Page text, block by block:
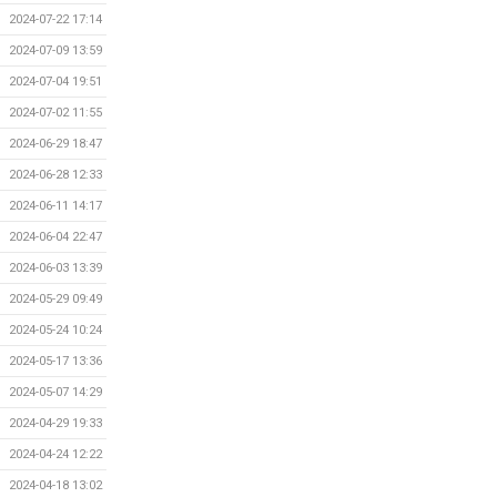
2024-07-22 17:14
2024-07-09 13:59
2024-07-04 19:51
2024-07-02 11:55
2024-06-29 18:47
2024-06-28 12:33
2024-06-11 14:17
2024-06-04 22:47
2024-06-03 13:39
2024-05-29 09:49
2024-05-24 10:24
2024-05-17 13:36
2024-05-07 14:29
2024-04-29 19:33
2024-04-24 12:22
2024-04-18 13:02